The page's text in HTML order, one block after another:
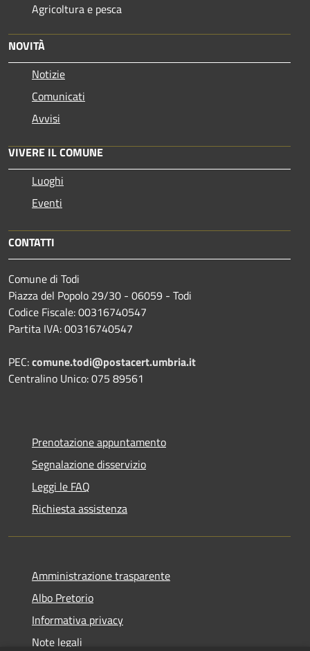
Agricoltura e pesca
NOVITÀ
Notizie
Comunicati
Avvisi
VIVERE IL COMUNE
Luoghi
Eventi
CONTATTI
Comune di Todi
Piazza del Popolo 29/30 - 06059 - Todi
Codice Fiscale: 00316740547
Partita IVA: 00316740547
PEC:comune.todi@postacert.umbria.it
Centralino Unico: 075 89561
Prenotazione appuntamento
Segnalazione disservizio
Leggi le FAQ
Richiesta assistenza
Amministrazione trasparente
Albo Pretorio
Informativa privacy
Note legali